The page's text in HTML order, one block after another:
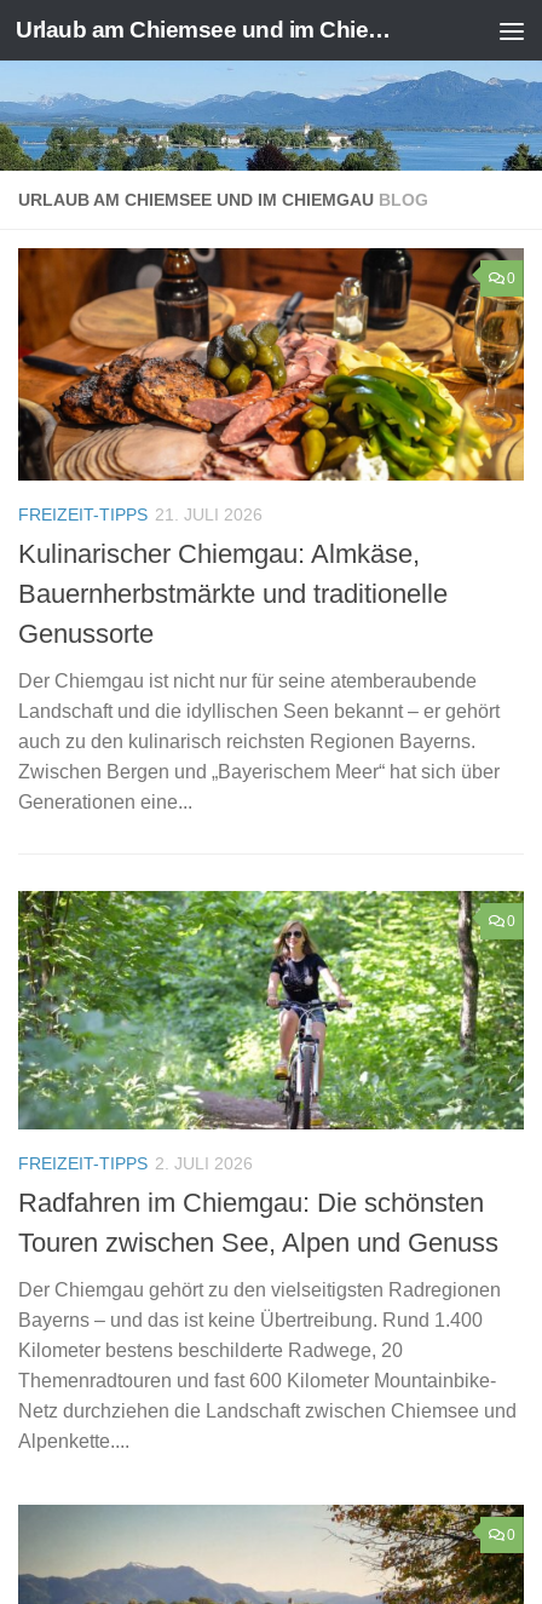
Zum Inhalt springen Urlaub am Chiemsee und im Chiemgau
URLAUB AM CHIEMSEE UND IM CHIEMGAU BLOG
0
FREIZEIT-TIPPS 21. JULI 2026
Kulinarischer Chiemgau: Almkäse,
Bauernherbstmärkte und traditionelle
Genussorte
Der Chiemgau ist nicht nur für seine atemberaubende
Landschaft und die idyllischen Seen bekannt – er gehört
auch zu den kulinarisch reichsten Regionen Bayerns.
Zwischen Bergen und „Bayerischem Meer“ hat sich über
Generationen eine...
0
FREIZEIT-TIPPS 2. JULI 2026
Radfahren im Chiemgau: Die schönsten
Touren zwischen See, Alpen und Genuss
Der Chiemgau gehört zu den vielseitigsten Radregionen
Bayerns – und das ist keine Übertreibung. Rund 1.400
Kilometer bestens beschilderte Radwege, 20
Themenradtouren und fast 600 Kilometer Mountainbike-
Netz durchziehen die Landschaft zwischen Chiemsee und
Alpenkette....
0